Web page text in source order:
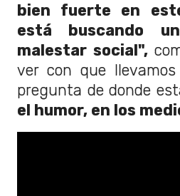
bien fuerte en
está buscando
malestar social",
ver con que
pregunta de donde
el humor, en los